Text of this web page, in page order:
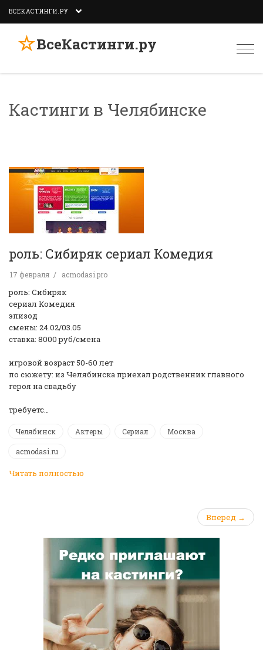
ВСЕКАСТИНГИ.РУ
☆ВсеКастинги.ру
Кастинги в Челябинске
роль: Сибиряк сериал Комедия
17 февраля acmodasi.pro
роль: Сибиряк
сериал Комедия
эпизод
смены: 24.02/03.05
ставка: 8000 руб/смена
игровой возраст 50-60 лет
по сюжету: из Челябинска приехал родственник главного
героя на свадьбу
требуетс…
Челябинск Актеры Сериал Москва
acmodasi.ru
Читать полностью
Вперед →